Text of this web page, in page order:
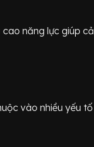
năng lực giúp
vào nhiều yếu